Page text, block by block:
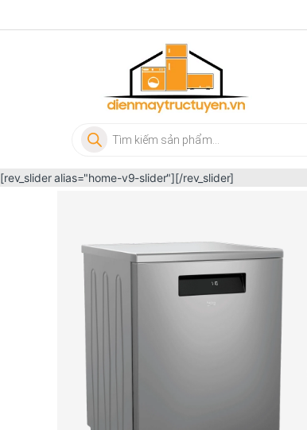
Tìm kiếm sản phẩm
[rev_slider alias="home-v9-slider"][/rev_slider]